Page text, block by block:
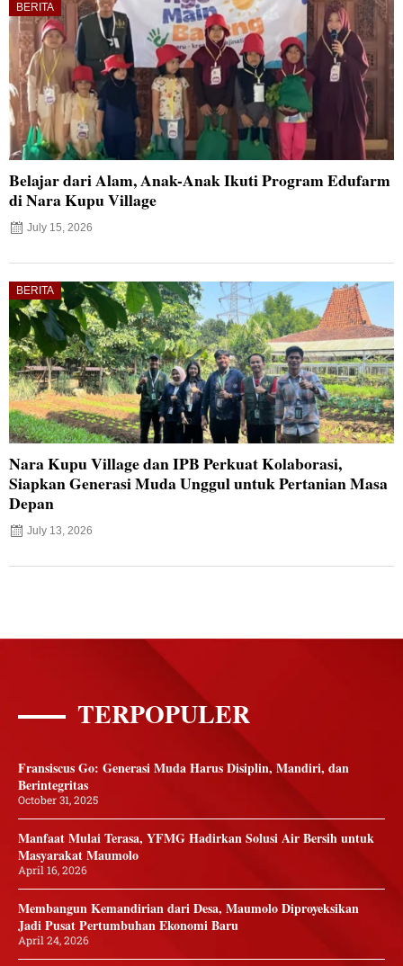
BERITA
Belajar dari Alam, Anak-Anak Ikuti Program Edufarm
di Nara Kupu Village
July 15, 2026
BERITA
Nara Kupu Village dan IPB Perkuat Kolaborasi,
Siapkan Generasi Muda Unggul untuk Pertanian Masa
Depan
July 13, 2026
TERPOPULER
Fransiscus Go: Generasi Muda Harus Disiplin, Mandiri, dan
Berintegritas
October 31, 2025
Manfaat Mulai Terasa, YFMG Hadirkan Solusi Air Bersih untuk
Masyarakat Maumolo
April 16, 2026
Membangun Kemandirian dari Desa, Maumolo Diproyeksikan
Jadi Pusat Pertumbuhan Ekonomi Baru
April 24, 2026